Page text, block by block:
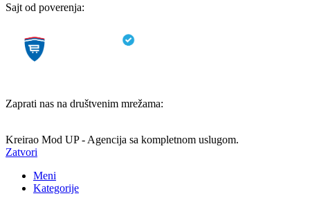
Sajt od poverenja:
Zaprati nas na društvenim mrežama:
Kreirao Mod UP - Agencija sa kompletnom uslugom.
Zatvori
Meni
Kategorije